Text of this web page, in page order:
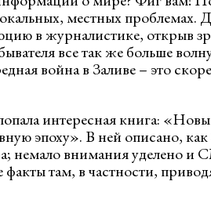
местных проблемах.
в журналистике, открыв
все так же больше
война в Заливе – это
интересная книга:
эпоху». В ней описано, как
немало внимания уделено и
там, в частности,